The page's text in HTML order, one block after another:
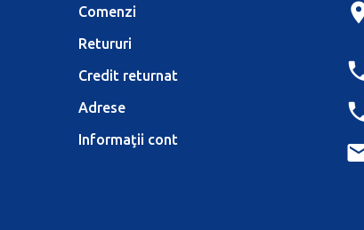
Comenzi
Retururi
Credit returnat
Adrese
Informaţii cont